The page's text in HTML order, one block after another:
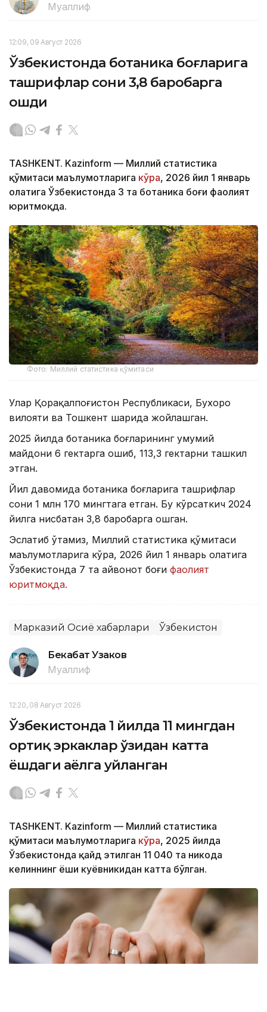
Муаллиф
12:09, 09 Август 2026
Ўзбекистонда ботаника боғларига
ташрифлар сони 3,8 баробарга
ошди
TASHKENT. Kazinform — Миллий статистика
қўмитаси маълумотларига кўра, 2026 йил 1 январь
ҳолатига Ўзбекистонда 3 та ботаника боғи фаолият
юритмоқда.
Фото: Миллий статистика қўмитаси
Улар Қорақалпоғистон Республикаси, Бухоро
вилояти ва Тошкент шаҳрида жойлашган.
2025 йилда ботаника боғларининг умумий
майдони 6 гектарга ошиб, 113,3 гектарни ташкил
этган.
Йил давомида ботаника боғларига ташрифлар
сони 1 млн 170 мингтага етган. Бу кўрсаткич 2024
йилга нисбатан 3,8 баробарга ошган.
Эслатиб ўтамиз, Миллий статистика қўмитаси
маълумотларига кўра, 2026 йил 1 январь ҳолатига
Ўзбекистонда 7 та ҳайвонот боғи фаолият
юритмоқда.
Марказий Осиё хабарлари Ўзбекистон
Бекабат Узаков
Муаллиф
12:20, 08 Август 2026
Ўзбекистонда 1 йилда 11 мингдан
ортиқ эркаклар ўзидан катта
ёшдаги аёлга уйланган
TASHKENT. Kazinform — Миллий статистика
қўмитаси маълумотларига кўра, 2025 йилда
Ўзбекистонда қайд этилган 11 040 та никоҳда
келиннинг ёши куёвникидан катта бўлган.